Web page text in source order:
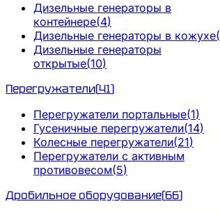
Дизельные генераторы в
контейнере(4)
Дизельные генераторы в кожухе(
Дизельные генераторы
открытые(10)
Перегружатели(41)
Перегружатели портальные(1)
Гусеничные перегружатели(14)
Колесные перегружатели(21)
Перегружатели с активным
противовесом(5)
Дробильное оборудование(66)